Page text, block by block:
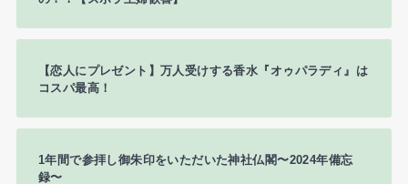
【恋人にプレゼント】万人受けする香水『オゥパラディ』は
コスパ最高！
1年間で参拝し御朱印をいただいた神社仏閣〜2024年備忘
録〜